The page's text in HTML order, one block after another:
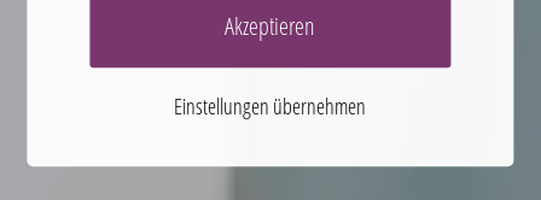
Akzeptieren
Einstellungen übernehmen